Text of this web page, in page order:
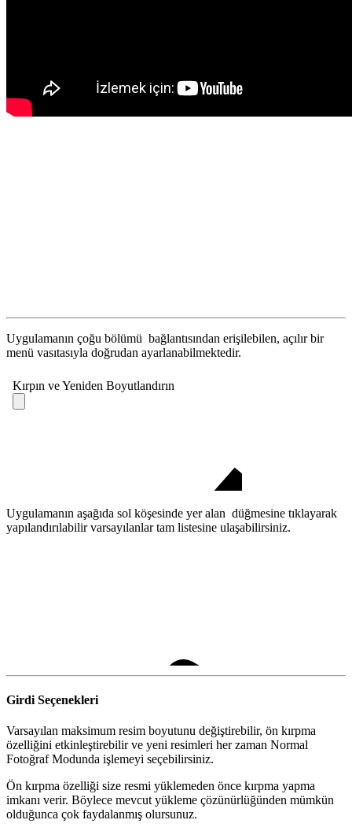
Uygulamanın çoğu bölümü bağlantısından erişilebilen, açılır bir
menü vasıtasıyla doğrudan ayarlanabilmektedir.
Uygulamanın aşağıda sol köşesinde yer alan düğmesine tıklayarak
yapılandırılabilir varsayılanlar tam listesine ulaşabilirsiniz.
Girdi Seçenekleri
Varsayılan maksimum resim boyutunu değiştirebilir, ön kırpma
özelliğini etkinleştirebilir ve yeni resimleri her zaman Normal
Fotoğraf Modunda işlemeyi seçebilirsiniz.
Ön kırpma özelliği size resmi yüklemeden önce kırpma yapma
imkanı verir. Böylece mevcut yükleme çözünürlüğünden mümkün
olduğunca çok faydalanmış olursunuz.